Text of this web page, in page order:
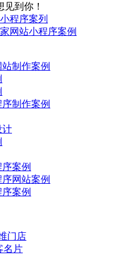
到你！
程序案列
网站小程序案例
制作案例
制作案例
计
案例
网站案例
案例
门店
名片